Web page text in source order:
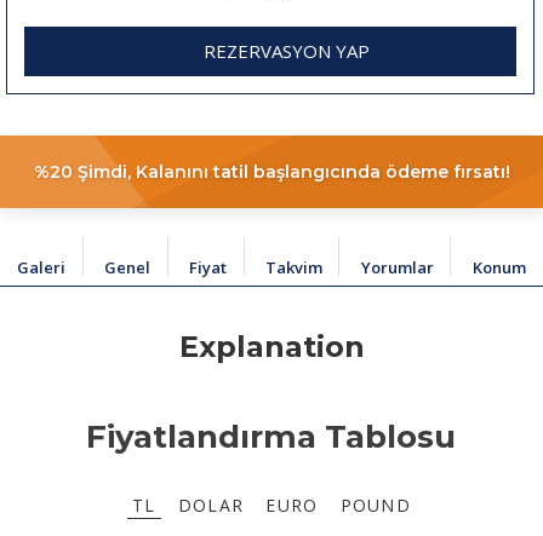
REZERVASYON YAP
%20 Şimdi, Kalanını tatil başlangıcında ödeme fırsatı!
Galeri Genel Fiyat Takvim Yorumlar Konum
Explanation
Fiyatlandırma Tablosu
TL DOLAR EURO POUND